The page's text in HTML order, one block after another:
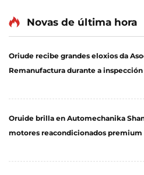
do motor para Land
Novas de última hora
Oriude recibe grandes eloxios da
Remanufactura durante a
Oruide brilla en Automechanika
motores reacondicionados premium